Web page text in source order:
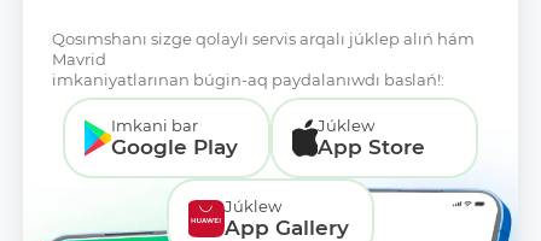
Qosımshanı sizge qolaylı servis arqalı júklep alıń hám
Mavrid
imkaniyatlarınan búgin-aq paydalanıwdı baslań!:
Imkani bar
Google Play
Júklew
App Store
Júklew
App Gallery